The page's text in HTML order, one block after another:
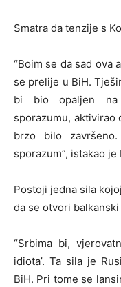
Smatra da tenzije s
“Boim se da sad ova
se prelije u BiH.
bi bio opaljen na
sporazumu, aktivirao
brzo bilo
sporazum”, istakao je
Postoji jedna sila
da se otvori
“Srbima bi,
idiota’. Ta sila je
BiH. Pri tome se